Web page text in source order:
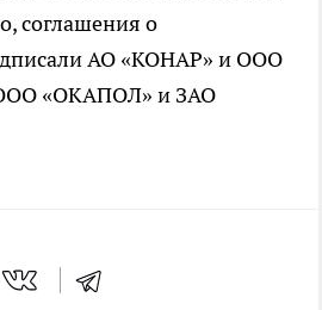
соглашения о
АО «КОНАР» и ООО
«ОКАПОЛ» и ЗАО